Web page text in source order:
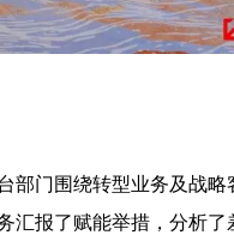
部门围绕转型业务及战
报了赋能举措，分析了